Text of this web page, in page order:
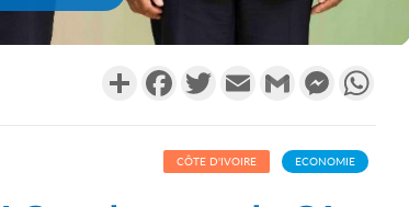
PartagerFacebookTwitterEmail Gmail Messenger
CÔTE D'IVOIRE ECONOMIE